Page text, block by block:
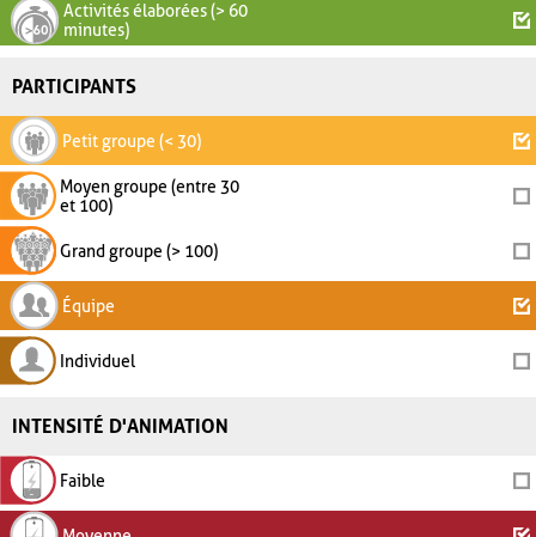
Activités élaborées (> 60
minutes)
PARTICIPANTS
Petit groupe (< 30)
Moyen groupe (entre 30
et 100)
Grand groupe (> 100)
Équipe
Individuel
INTENSITÉ D'ANIMATION
Faible